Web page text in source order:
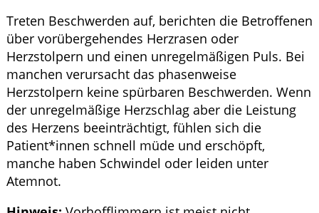
Treten Beschwerden auf, berichten die Betroffenen
über vorübergehendes Herzrasen oder
Herzstolpern und einen unregelmäßigen Puls. Bei
manchen verursacht das phasenweise
Herzstolpern keine spürbaren Beschwerden. Wenn
der unregelmäßige Herzschlag aber die Leistung
des Herzens beeinträchtigt, fühlen sich die
Patient*innen schnell müde und erschöpft,
manche haben Schwindel oder leiden unter
Atemnot.